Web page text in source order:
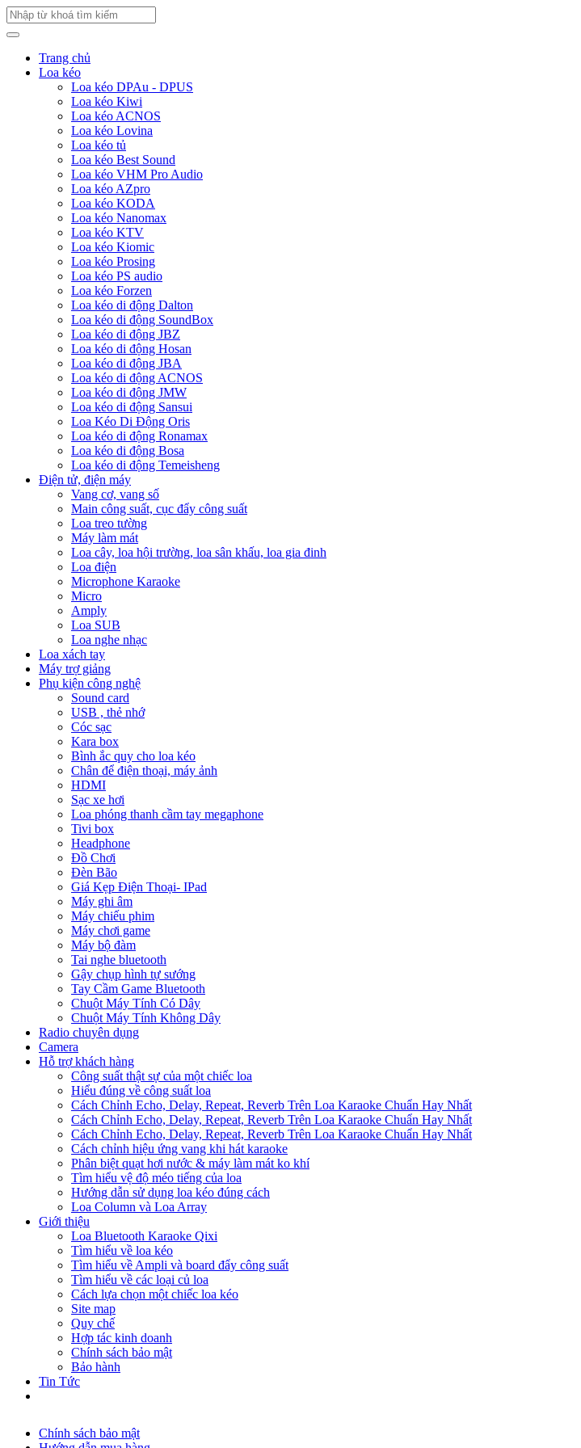
Trang chủ
Loa kéo
Loa kéo DPAu - DPUS
Loa kéo Kiwi
Loa kéo ACNOS
Loa kéo Lovina
Loa kéo tủ
Loa kéo Best Sound
Loa kéo VHM Pro Audio
Loa kéo AZpro
Loa kéo KODA
Loa kéo Nanomax
Loa kéo KTV
Loa kéo Kiomic
Loa kéo Prosing
Loa kéo PS audio
Loa kéo Forzen
Loa kéo di động Dalton
Loa kéo di động SoundBox
Loa kéo di động JBZ
Loa kéo di động Hosan
Loa kéo di động JBA
Loa kéo di động ACNOS
Loa kéo di động JMW
Loa kéo di động Sansui
Loa Kéo Di Động Oris
Loa kéo di động Ronamax
Loa kéo di động Bosa
Loa kéo di động Temeisheng
Điện tử, điện máy
Vang cơ, vang số
Main công suất, cục đẩy công suất
Loa treo tường
Máy làm mát
Loa cây, loa hội trường, loa sân khấu, loa gia đinh
Loa điện
Microphone Karaoke
Micro
Amply
Loa SUB
Loa nghe nhạc
Loa xách tay
Máy trợ giảng
Phụ kiện công nghệ
Sound card
USB , thẻ nhớ
Cóc sạc
Kara box
Bình ắc quy cho loa kéo
Chân để điện thoại, máy ảnh
HDMI
Sạc xe hơi
Loa phóng thanh cầm tay megaphone
Tivi box
Headphone
Đồ Chơi
Đèn Bão
Giá Kẹp Điện Thoại- IPad
Máy ghi âm
Máy chiếu phim
Máy chơi game
Máy bộ đàm
Tai nghe bluetooth
Gậy chụp hình tự sướng
Tay Cầm Game Bluetooth
Chuột Máy Tính Có Dây
Chuột Máy Tính Không Dây
Radio chuyên dụng
Camera
Hỗ trợ khách hàng
Công suất thật sự của một chiếc loa
Hiểu đúng về công suất loa
Cách Chỉnh Echo, Delay, Repeat, Reverb Trên Loa Karaoke Chuẩn Hay Nhất
Cách Chỉnh Echo, Delay, Repeat, Reverb Trên Loa Karaoke Chuẩn Hay Nhất
Cách Chỉnh Echo, Delay, Repeat, Reverb Trên Loa Karaoke Chuẩn Hay Nhất
Cách chỉnh hiệu ứng vang khi hát karaoke
Phân biệt quạt hơi nước & máy làm mát ko khí
Tìm hiểu vệ độ méo tiếng của loa
Hướng dẫn sử dụng loa kéo đúng cách
Loa Column và Loa Array
Giới thiệu
Loa Bluetooth Karaoke Qixi
Tìm hiểu về loa kéo
Tìm hiểu về Ampli và board đẩy công suất
Tìm hiểu về các loại củ loa
Cách lựa chọn một chiếc loa kéo
Site map
Quy chế
Hợp tác kinh doanh
Chính sách bảo mật
Bảo hành
Tin Tức
Chính sách bảo mật